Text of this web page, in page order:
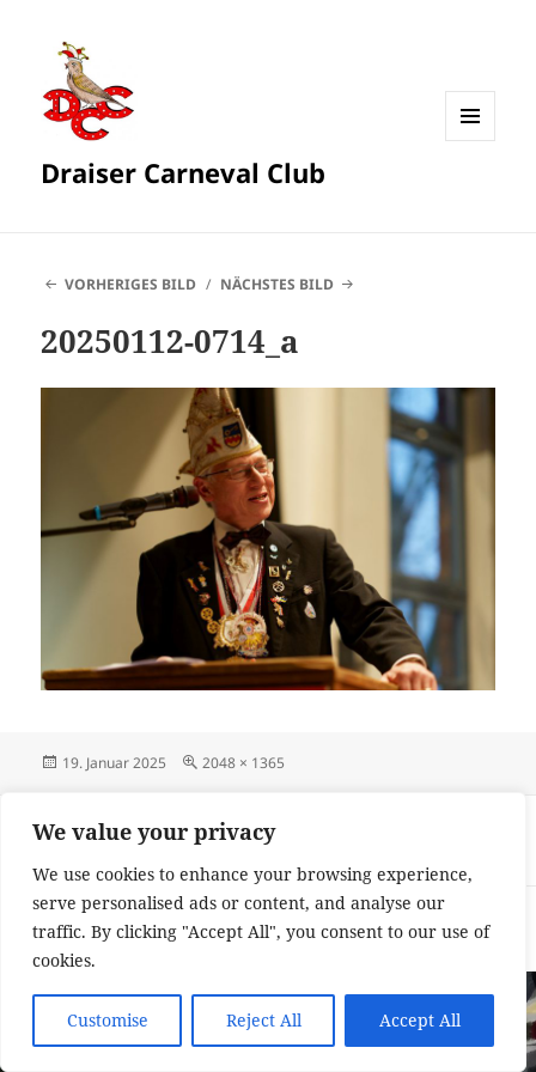
We value your privacy
We use cookies to enhance your browsing experience,
serve personalised ads or content, and analyse our
traffic. By clicking "Accept All", you consent to our use of
cookies.
Customise Reject All Accept All
Draiser Carneval Club
VORHERIGES BILD NÄCHSTES BILD
20250112-0714_a
Veröffentlicht
19. Januar 2025 Originalgröße
2048 × 1365
VERÖFFENTLICHT IN
Ordensfest 2025
Impressum und Datenschutzerklärung
Stolz präsentiert von
WordPress